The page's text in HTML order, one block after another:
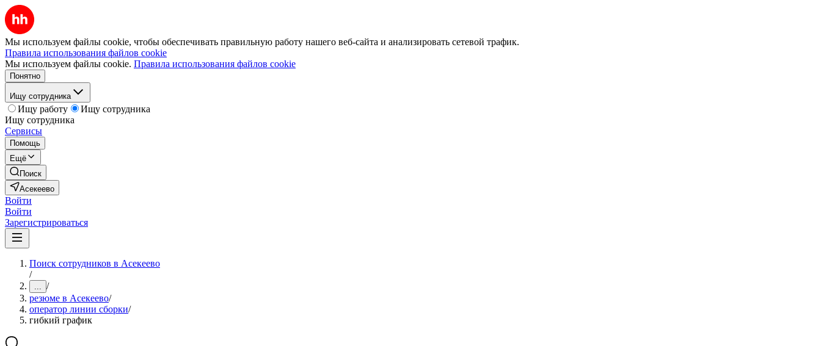
Мы используем файлы cookie, чтобы обеспечивать правильную работу нашего веб-сайта и анализировать сетевой трафик.
Правила использования файлов cookie
Мы используем файлы cookie. Правила использования файлов cookie
Понятно
Ищу сотрудника
Ищу работу
Ищу сотрудника
Ищу сотрудника
Сервисы
Помощь
Ещё
Поиск
Асекеево
Войти
Войти
Зарегистрироваться
Поиск сотрудников в Асекеево
/
... /
резюме в Асекеево/
оператор линии сборки/
гибкий график